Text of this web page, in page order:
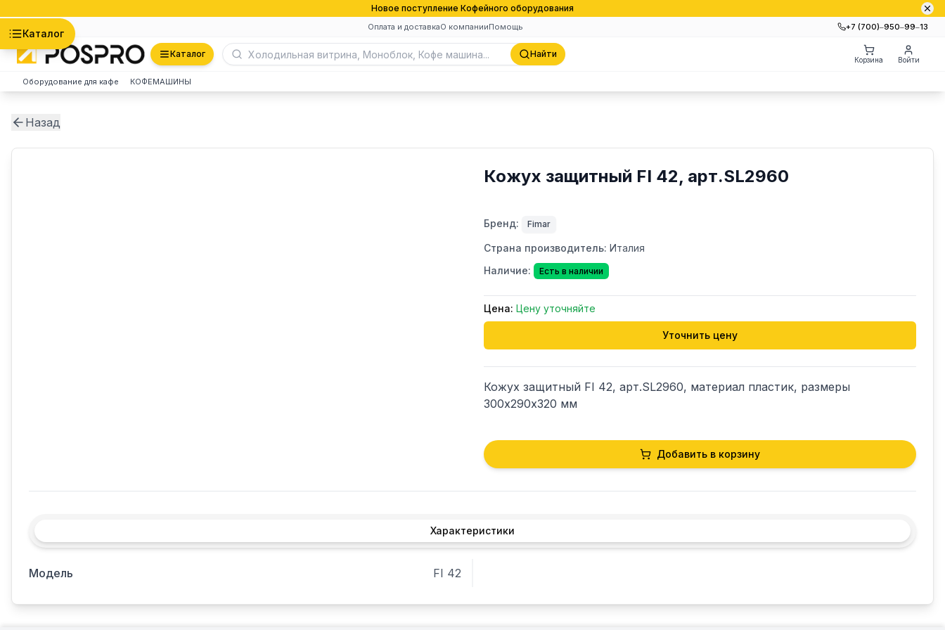
Новое поступление Кофейного оборудования
Оплата и доставкаО компанииПомощь +7 (700)‒950‒99‒13
Каталог
Каталог Найти
Корзина Войти
Оборудование для кафе КОФЕМАШИНЫ
Назад
Кожух защитный FI 42, арт.SL2960
Бренд: Fimar
Страна производитель: Италия
Наличие:
Есть в наличии
Цена: Цену уточняйте
Уточнить цену
Кожух защитный FI 42, арт.SL2960, материал пластик, размеры
300х290х320 мм
Добавить в корзину
Характеристики
Модель FI 42